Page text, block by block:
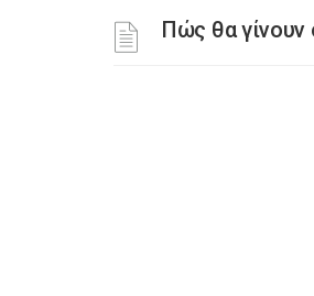
Πώς θα γίνουν